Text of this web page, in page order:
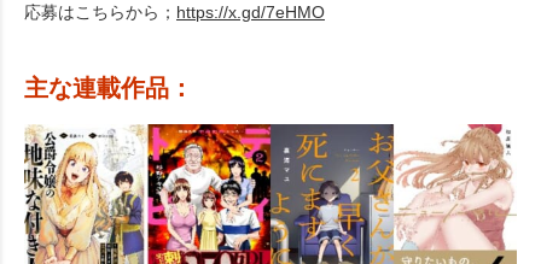
応募はこちらから； https://x.gd/7eHMO
主な連載作品：